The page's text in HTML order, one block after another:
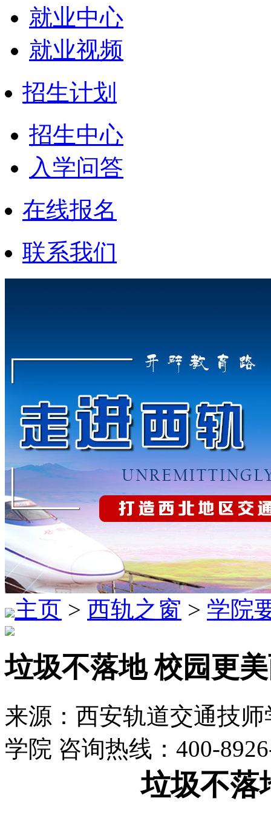
就业中心
就业视频
招生计划
招生中心
入学问答
在线报名
联系我们
主页 > 西轨之窗 > 学院
垃圾不落地 校园更
来源：西安轨道交通技
学院 咨询热线：400-
垃圾不